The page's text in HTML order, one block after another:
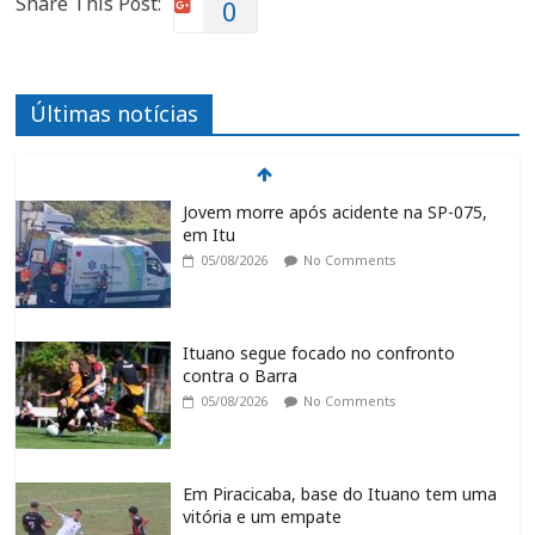
0
Últimas notícias
Jovem morre após acidente na SP-075,
em Itu
05/08/2026 No Comments
Ituano segue focado no confronto
contra o Barra
05/08/2026 No Comments
Em Piracicaba, base do Ituano tem uma
vitória e um empate